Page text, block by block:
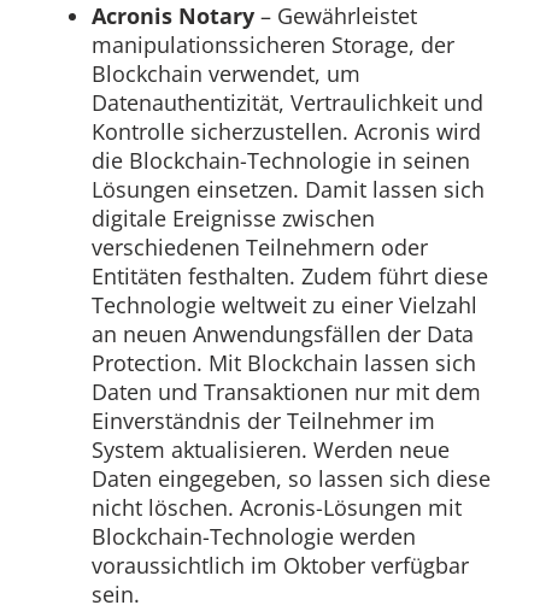
Acronis Notary– Gewährleistet
manipulationssicheren Storage, der
Blockchain verwendet, um
Datenauthentizität, Vertraulichkeit und
Kontrolle sicherzustellen. Acronis wird
die Blockchain-Technologie in seinen
Lösungen einsetzen. Damit lassen sich
digitale Ereignisse zwischen
verschiedenen Teilnehmern oder
Entitäten festhalten. Zudem führt diese
Technologie weltweit zu einer Vielzahl
an neuen Anwendungsfällen der Data
Protection. Mit Blockchain lassen sich
Daten und Transaktionen nur mit dem
Einverständnis der Teilnehmer im
System aktualisieren. Werden neue
Daten eingegeben, so lassen sich diese
nicht löschen. Acronis-Lösungen mit
Blockchain-Technologie werden
voraussichtlich im Oktober verfügbar
sein.